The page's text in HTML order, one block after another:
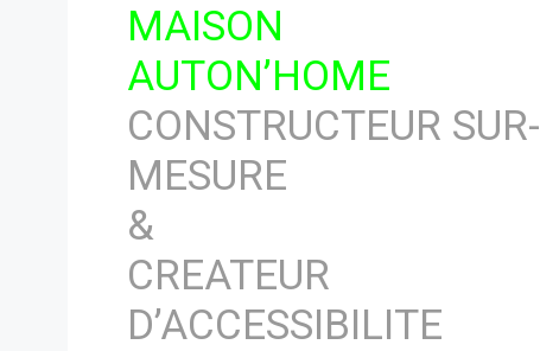
MAISON
AUTON’HOME
CONSTRUCTEUR SUR-
MESURE
&
CREATEUR
D’ACCESSIBILITE